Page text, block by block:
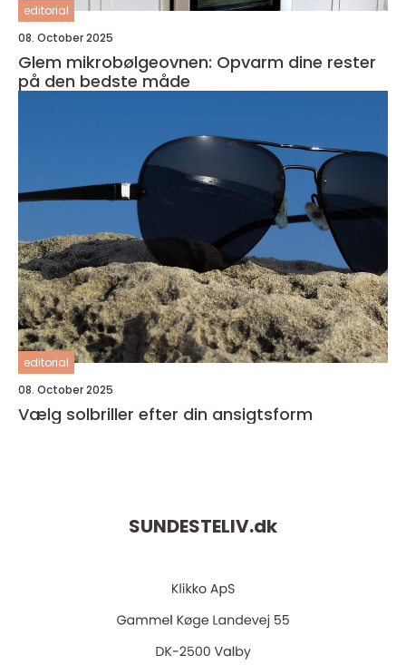
editorial
08. October 2025
Glem mikrobølgeovnen: Opvarm dine rester
på den bedste måde
editorial
08. October 2025
Vælg solbriller efter din ansigtsform
SUNDESTELIV.dk